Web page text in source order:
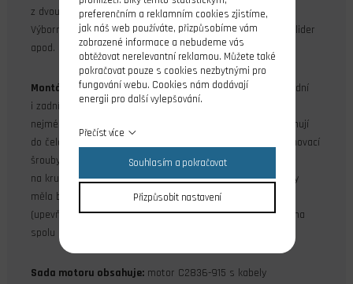
z dvoučlánkového až čtyřčlánkového akumulátoru Li-poly.
Výborně se hodí pro modely velikosti jako Multiplex Easy Glider
apod.
Montáž motoru:KAVAN C2836-915 je konstruován pro přední
i zadní montáž. Při přední montáži za čelo motoru použijte
nejméně dva (protilehlé), nebo čtyři šrouby M3, které zasahují
do čela motoru v rozmezí 3 - 4 mm. Páry otvorů pro upevňovací
šrouby v čele motoru jsou rozmístěny pravidelně o 180°
na kružnicích o průměru 16 a 19 mm. Motorová přepážka by
měla být z 3 mm letecké překližky. Sada pro zadní montáž
(upevňovací kříž, unašeč vrtule pro zadní motáž) je dodávána
spolu s motorem.
Sada motoru obsahuje:motor C2836-915 s kabely
preferenčním a reklamním cookies zjistíme,
jak náš web používáte, přizpůsobíme vám
zobrazené informace a nebudeme vás
obtěžovat nerelevantní reklamou. Můžete také
pokračovat pouze s cookies nezbytnými pro
fungování webu. Cookies nám dodávají
energii pro další vylepšování.
Přečíst více
Souhlasím a pokračovat
Přizpůsobit nastavení